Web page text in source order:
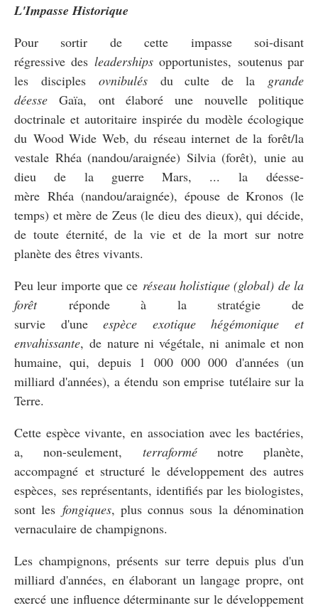
L'Impasse Historique
Pour sortir de cette impasse soi-disant
régressive des leadershipsopportunistes, soutenus par
les disciples ovnibulésdu culte de la grande
déesse Gaïa, ont élaboré une nouvelle politique
doctrinale et autoritaire inspirée du modèle écologique
du Wood Wide Web, du réseau internet de la forêt/la
vestale Rhéa (nandou/araignée) Silvia (forêt), unie au
dieu de la guerre Mars, ... la déesse-
mère Rhéa (nandou/araignée), épouse de Kronos (le
temps) et mère de Zeus (le dieu des dieux), qui décide,
de toute éternité, de la vie et de la mort sur notre
planète des êtres vivants.
Peu leur importe que ce réseau holistique (global) de la
forêtréponde à la stratégie de
survie d'uneespèce exotique hégémonique et
envahissante, de nature ni végétale, ni animale et non
humaine, qui, depuis 1 000 000 000 d'années (un
milliard d'années), a étendu son emprise tutélaire sur la
Terre.
Cette espèce vivante, en association avec les bactéries,
a, non-seulement, terraforménotre planète,
accompagné et structuré le développement des autres
espèces, ses représentants, identifiés par les biologistes,
sont les fongiques, plus connus sous la dénomination
vernaculaire de champignons.
Les champignons, présents sur terre depuis plus d'un
milliard d'années, en élaborant un langage propre, ont
exercé une influence déterminante sur le développement